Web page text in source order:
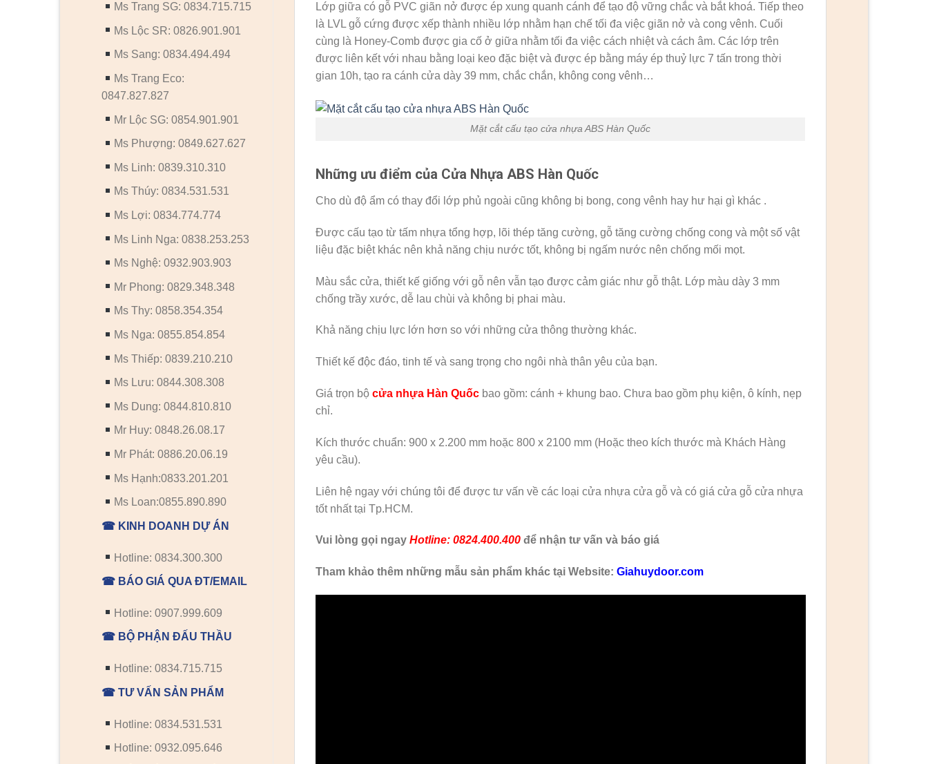
Ms Trang SG: 0834.715.715
Ms Lộc SR: 0826.901.901
Ms Sang: 0834.494.494
Ms Trang Eco:
0847.827.827
Mr Lộc SG: 0854.901.901
Ms Phượng: 0849.627.627
Ms Linh: 0839.310.310
Ms Thúy: 0834.531.531
Ms Lợi: 0834.774.774
Ms Linh Nga: 0838.253.253
Ms Nghệ: 0932.903.903
Mr Phong: 0829.348.348
Ms Thy: 0858.354.354
Ms Nga: 0855.854.854
Ms Thiếp: 0839.210.210
Ms Lưu: 0844.308.308
Ms Dung: 0844.810.810
Mr Huy: 0848.26.08.17
Mr Phát: 0886.20.06.19
Ms Hạnh:0833.201.201
Ms Loan:0855.890.890
☎ KINH DOANH DỰ ÁN
Hotline: 0834.300.300
☎ BÁO GIÁ QUA ĐT/EMAIL
Hotline: 0907.999.609
☎ BỘ PHẬN ĐẤU THẦU
Hotline: 0834.715.715
☎ TƯ VẤN SẢN PHẨM
Hotline: 0834.531.531
Hotline: 0932.095.646
Lớp giữa có gỗ PVC giãn nở được ép xung quanh cánh để tạo độ vững chắc và bắt khoá. Tiếp theo
là LVL gỗ cứng được xếp thành nhiều lớp nhằm hạn chế tối đa việc giãn nở và cong vênh. Cuối
cùng là Honey-Comb được gia cố ở giữa nhằm tối đa việc cách nhiệt và cách âm. Các lớp trên
được liên kết với nhau bằng loại keo đặc biệt và được ép bằng máy ép thuỷ lực 7 tấn trong thời
gian 10h, tạo ra cánh cửa dày 39 mm, chắc chắn, không cong vênh…
Mặt cắt cấu tạo cửa nhựa ABS Hàn Quốc
Những ưu điểm của Cửa Nhựa ABS Hàn Quốc
Cho dù độ ẩm có thay đổi lớp phủ ngoài cũng không bị bong, cong vênh hay hư hại gì khác .
Được cấu tạo từ tấm nhựa tổng hợp, lõi thép tăng cường, gỗ tăng cường chống cong và một số vật
liệu đặc biệt khác nên khả năng chịu nước tốt, không bị ngấm nước nên chống mối mọt.
Màu sắc cửa, thiết kế giống với gỗ nên vẫn tạo được cảm giác như gỗ thật. Lớp màu dày 3 mm
chống trầy xước, dễ lau chùi và không bị phai màu.
Khả năng chịu lực lớn hơn so với những cửa thông thường khác.
Thiết kế độc đáo, tinh tế và sang trọng cho ngôi nhà thân yêu của bạn.
Giá trọn bộ cửa nhựa Hàn Quốcbao gồm: cánh + khung bao. Chưa bao gồm phụ kiện, ô kính, nẹp
chỉ.
Kích thước chuẩn: 900 x 2.200 mm hoặc 800 x 2100 mm (Hoặc theo kích thước mà Khách Hàng
yêu cầu).
Liên hệ ngay với chúng tôi để được tư vấn về các loại cửa nhựa cửa gỗ và có giá cửa gỗ cửa nhựa
tốt nhất tại Tp.HCM.
Vui lòng gọi ngay Hotline: 0824.400.400để nhận tư vấn và báo giá
Tham khảo thêm những mẫu sản phẩm khác tại Website: Giahuydoor.com